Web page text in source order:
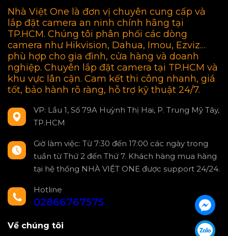
Nhà Việt One là đơn vị chuyên cung cấp và
lắp đặt camera an ninh chính hãng tại
TP.HCM. Chúng tôi phân phối các dòng
camera như Hikvision, Dahua, Imou, Ezviz…
phù hợp cho gia đình, cửa hàng và doanh
nghiệp. Chuyên lắp đặt camera tại TP.HCM và
khu vực lân cận. Cam kết thi công nhanh, giá
tốt, bảo hành rõ ràng, hỗ trợ kỹ thuật 24/7.
VP: Lầu 1, Số 79A Huỳnh Thị Hai, P. Trung Mỹ Tây,
TP.HCM
Giờ làm việc: Từ 7:30 đến 17:00 các ngày trong
tuần từ Thứ 2 đến Thứ 7. Khách hàng mua hàng
tại hệ thống NHÀ VIỆT ONE được support 24/24.
Hotline
02866767575
Về chúng tôi